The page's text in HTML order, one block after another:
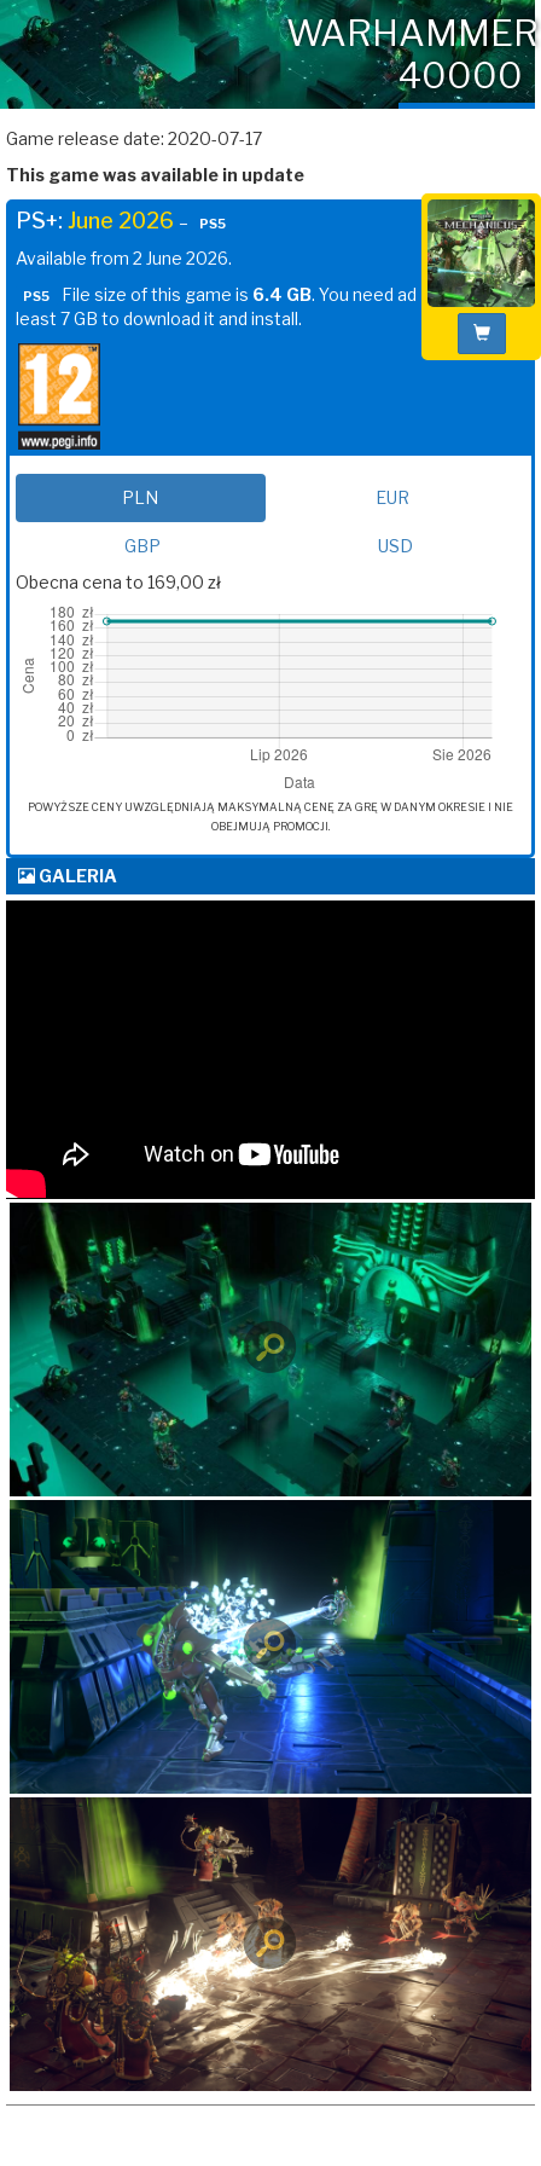
WARHAMMER
40000
Game release date: 2020-07-17
This game was available in update
PS+: June 2026 – PS5
Available from 2 June 2026.
PS5 File size of this game is 6.4 GB. You need ad
least 7 GB to download it and install.
PLN EUR
GBP
USD
Obecna cena to 169,00 zł
POWYŻSZE CENY UWZGLĘDNIAJĄ MAKSYMALNĄ CENĘ ZA GRĘ W DANYM OKRESIE I NIE
OBEJMUJĄ PROMOCJI.
GALERIA